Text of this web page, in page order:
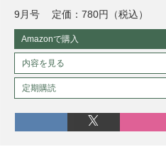
9月号 定価：780円（税込）
Amazonで購入
内容を見る
定期購読